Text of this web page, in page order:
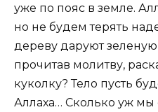
уже по пояс в земле.
но не будем терять
дереву даруют зеленую
прочитав молитву,
куколку? Тело пусть
Аллаха… Сколько уж мы